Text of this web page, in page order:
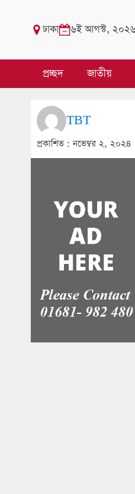
ঢাকা ৬ই আগস্ট, ২০২৬
প্রচ্ছদ জাতীয়
TBT
প্রকাশিত :নভেম্বর ২, ২০২৪